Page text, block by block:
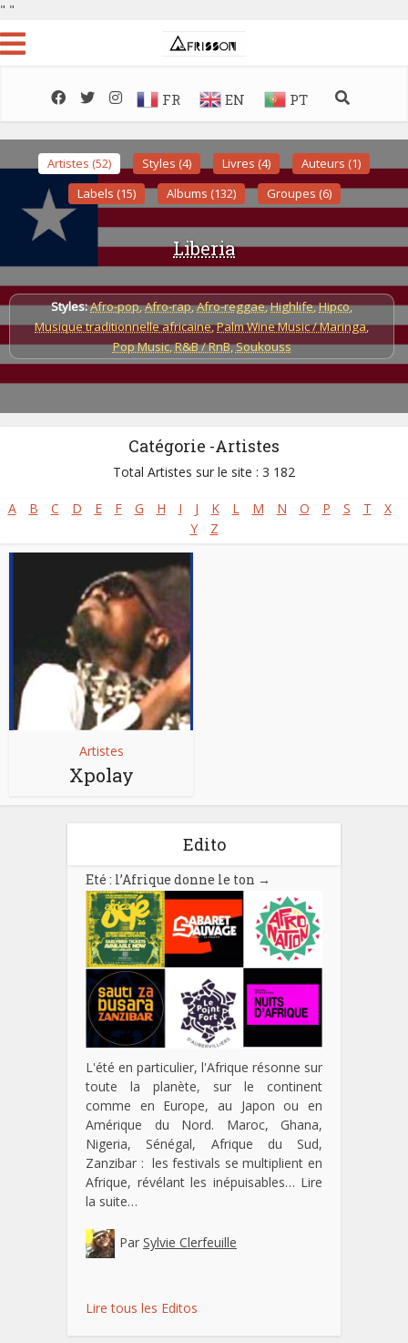
" "
FR EN PT
Artistes (52) Styles (4) Livres (4)
Auteurs (1)
Labels (15)
Albums (132) Groupes (6)
Liberia
Styles:Afro-pop,Afro-rap,Afro-reggae,Highlife,Hipco,
Musique traditionnelle africaine,Palm Wine Music / Maringa,
Pop Music,R&B / RnB,Soukouss
Catégorie -Artistes
Total Artistes sur le site : 3 182
A B C D E F G H I J K L M N O P S T
X
Y
Z
Artistes
Xpolay
Edito
Eté : l’Afrique donne le ton →
L'été en particulier, l'Afrique résonne sur
toute la planète, sur le continent
comme en Europe, au Japon ou en
Amérique du Nord. Maroc, Ghana,
Nigeria, Sénégal, Afrique du Sud,
Zanzibar : les festivals se multiplient en
Afrique, révélant les inépuisables… Lire
la suite…
Par Sylvie Clerfeuille
Lire tous les Editos